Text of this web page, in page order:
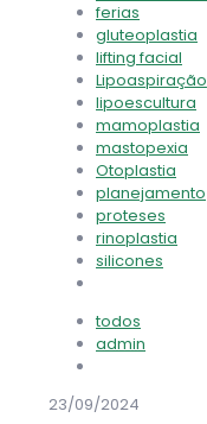
ferias
gluteoplastia
lifting facial
Lipoaspiração
lipoescultura
mamoplastia
mastopexia
Otoplastia
planejamento
proteses
rinoplastia
silicones
todos
admin
23/09/2024